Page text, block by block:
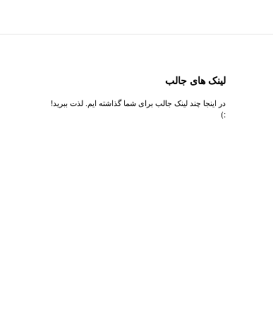
لینک های جالب
در اینجا چند لینک جالب برای شما گذاشته ایم. لذت ببرید!
:)